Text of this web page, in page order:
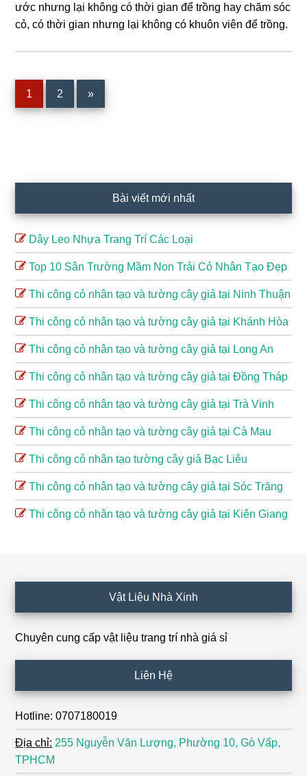
ước nhưng lại không có thời gian để trồng hay chăm sóc
cỏ, có thời gian nhưng lại không có khuôn viên để trồng.
Trang
1 Trang
2 »
Bài viết mới nhất
Dây Leo Nhựa Trang Trí Các Loại
Top 10 Sân Trường Mầm Non Trải Cỏ Nhân Tạo Đẹp
Thi công cỏ nhân tạo và tường cây giả tại Ninh Thuận
Thi công cỏ nhân tạo và tường cây giả tại Khánh Hòa
Thi công cỏ nhân tạo và tường cây giả tại Long An
Thi công cỏ nhân tạo và tường cây giả tại Đồng Tháp
Thi công cỏ nhân tạo và tường cây giả tại Trà Vinh
Thi công cỏ nhân tạo và tường cây giả tại Cà Mau
Thi công cỏ nhân tạo tường cây giả Bạc Liêu
Thi công cỏ nhân tạo và tường cây giả tại Sóc Trăng
Thi công cỏ nhân tạo và tường cây giả tại Kiên Giang
Vật Liệu Nhà Xinh
Chuyên cung cấp vật liệu trang trí nhà giá sỉ
Liên Hệ
Hotline: 0707180019
Địa chỉ: 255 Nguyễn Văn Lượng, Phường 10, Gò Vấp,
TPHCM